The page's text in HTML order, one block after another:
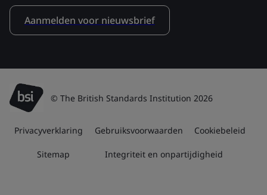
Aanmelden voor nieuwsbrief
© The British Standards Institution 2026
Privacyverklaring Gebruiksvoorwaarden Cookiebeleid
Sitemap Integriteit en onpartijdigheid